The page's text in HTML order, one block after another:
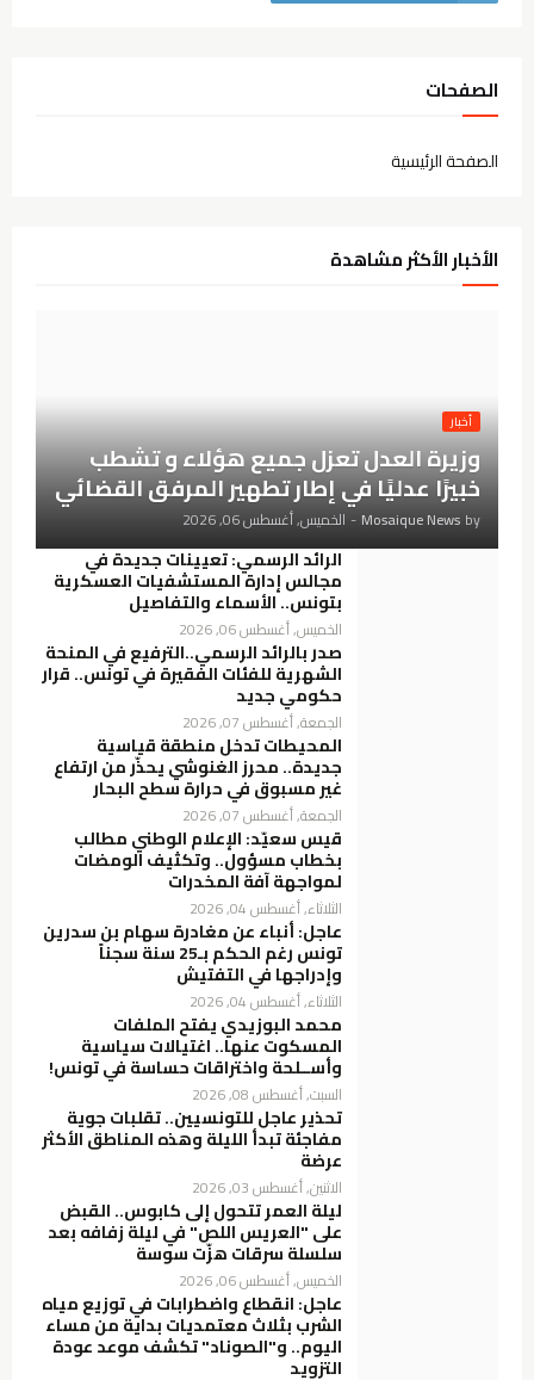
الصفحات
الصفحة الرئيسية
الأخبار الأكثر مشاهدة
أخبار
وزيرة العدل تعزل جميع هؤلاء و تشطب
خبيرًا عدليًا في إطار تطهير المرفق القضائي
by
Mosaique News
- الخميس, أغسطس 06, 2026
الرائد الرسمي: تعيينات جديدة في
مجالس إدارة المستشفيات العسكرية
بتونس.. الأسماء والتفاصيل
الخميس, أغسطس 06, 2026
صدر بالرائد الرسمي..الترفيع في المنحة
الشهرية للفئات الفقيرة في تونس.. قرار
حكومي جديد
الجمعة, أغسطس 07, 2026
المحيطات تدخل منطقة قياسية
جديدة.. محرز الغنوشي يحذّر من ارتفاع
غير مسبوق في حرارة سطح البحار
الجمعة, أغسطس 07, 2026
قيس سعيّد: الإعلام الوطني مطالب
بخطاب مسؤول.. وتكثيف الومضات
لمواجهة آفة المخدرات
الثلاثاء, أغسطس 04, 2026
عاجل: أنباء عن مغادرة سهام بن سدرين
تونس رغم الحكم بـ25 سنة سجناً
وإدراجها في التفتيش
الثلاثاء, أغسطس 04, 2026
محمد البوزيدي يفتح الملفات
المسكوت عنها.. اغتيالات سياسية
وأســلحة واختراقات حساسة في تونس!
السبت, أغسطس 08, 2026
تحذير عاجل للتونسيين.. تقلبات جوية
مفاجئة تبدأ الليلة وهذه المناطق الأكثر
عرضة
الاثنين, أغسطس 03, 2026
ليلة العمر تتحول إلى كابوس.. القبض
على "العريس اللص" في ليلة زفافه بعد
سلسلة سرقات هزّت سوسة
الخميس, أغسطس 06, 2026
عاجل: انقطاع واضطرابات في توزيع مياه
الشرب بثلاث معتمديات بداية من مساء
اليوم.. و"الصوناد" تكشف موعد عودة
التزويد